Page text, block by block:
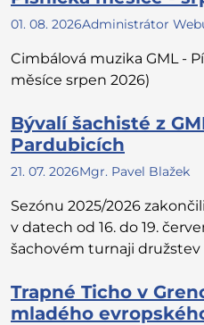
01. 08. 2026Administrátor
Cimbálová muzika GML -
měsíce srpen 2026)
Bývalí šachisté z
Pardubicích
21. 07. 2026Mgr. Pavel Blažek
Sezónu 2025/2026
v datech od 16. do 19.
šachovém turnaji družstev
Trapné Ticho v
mladého